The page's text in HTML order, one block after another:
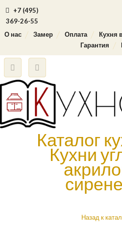
+7 (495)
369-26-55
О нас
Замер Оплата Кухня
Гарантия
Каталог
Кухни
Назад к